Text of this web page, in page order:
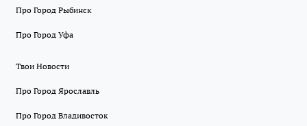
Про Город Рыбинск
Про Город Уфа
Твои Новости
Про Город Ярославль
Про Город Владивосток